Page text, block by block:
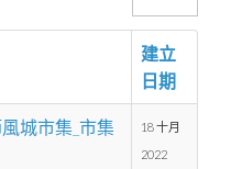
數
目
建立
日期
城市集_市集
18 十月
2022